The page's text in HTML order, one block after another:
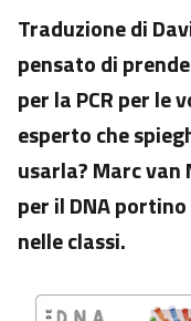
Traduzione di
pensato di
per la PCR per le
esperto che
usarla? Marc
per il DNA
nelle classi.